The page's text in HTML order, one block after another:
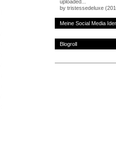
uploaded...
by tristessedeluxe
Meine Social Media
Blogroll